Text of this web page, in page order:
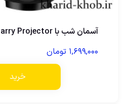
آسمان شب با Starry Projector
۱,۶۹۹,۰۰۰ تومان
خرید